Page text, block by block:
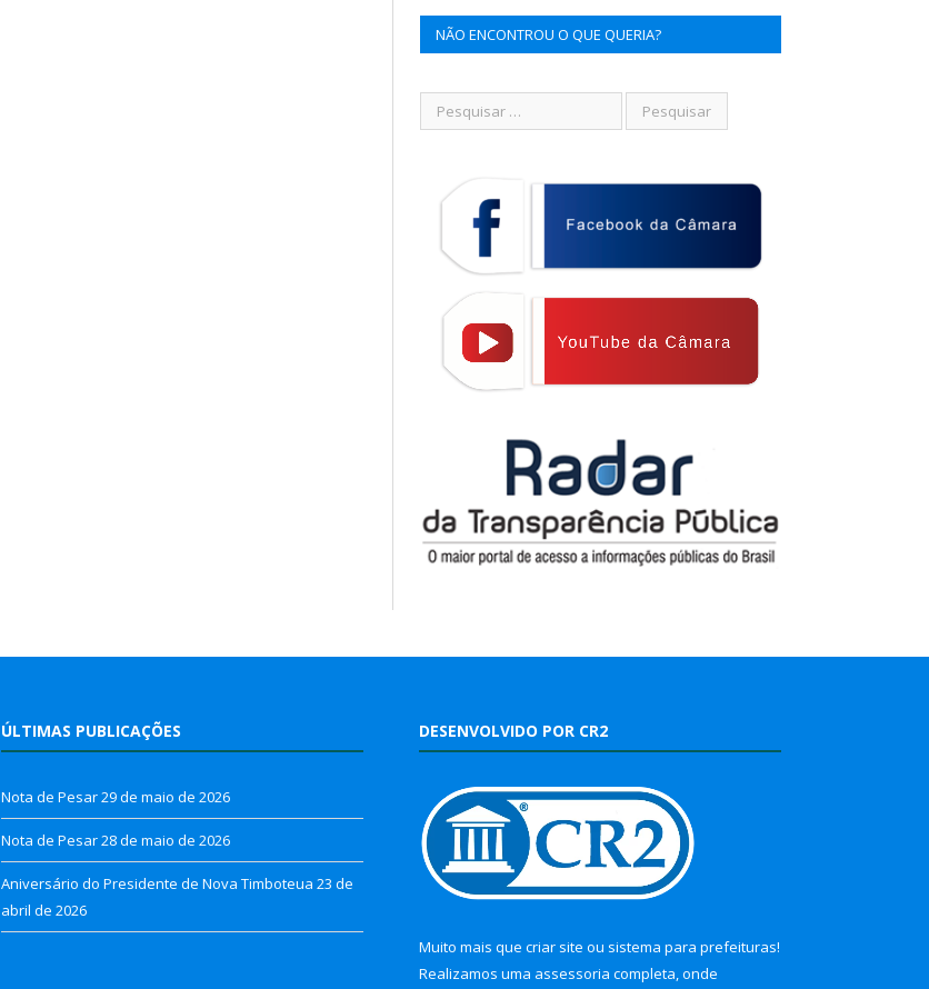
NÃO ENCONTROU O QUE QUERIA?
ÚLTIMAS PUBLICAÇÕES
Nota de Pesar29 de maio de 2026
Nota de Pesar28 de maio de 2026
Aniversário do Presidente de Nova Timboteua 23 de
abril de 2026
DESENVOLVIDO POR CR2
Muito mais que criar site ou sistema para prefeituras!
Realizamos uma assessoria completa, onde